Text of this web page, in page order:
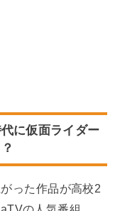
に仮面ライダー
った作品が高校2